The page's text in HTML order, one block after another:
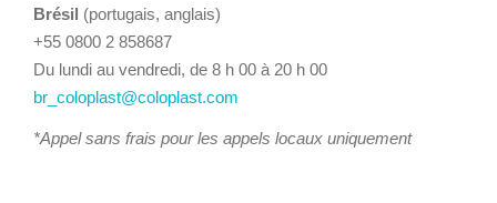
Brésil (portugais, anglais)
+55 0800 2 858687
Du lundi au vendredi, de 8 h 00 à 20 h 00
br_coloplast@coloplast.com
*Appel sans frais pour les appels locaux uniquement